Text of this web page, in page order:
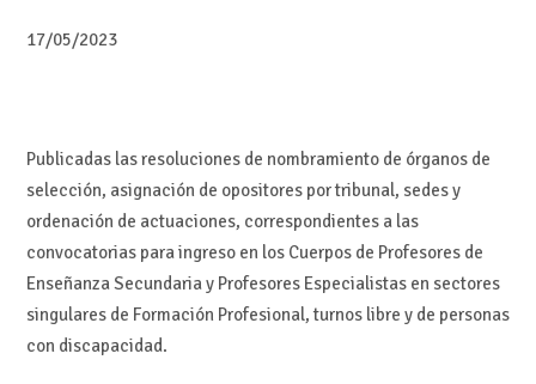
17/05/2023
Publicadas las resoluciones de nombramiento de órganos de
selección, asignación de opositores por tribunal, sedes y
ordenación de actuaciones, correspondientes a las
convocatorias para ingreso en los Cuerpos de Profesores de
Enseñanza Secundaria y Profesores Especialistas en sectores
singulares de Formación Profesional, turnos libre y de personas
con discapacidad.